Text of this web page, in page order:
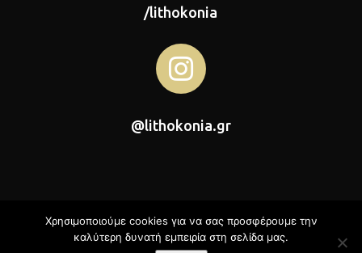
/lithokonia

@lithokonia.gr
Λιθοκονία © 2026
Χρησιμοποιούμε cookies για να σας προσφέρουμε την
καλύτερη δυνατή εμπειρία στη σελίδα μας.